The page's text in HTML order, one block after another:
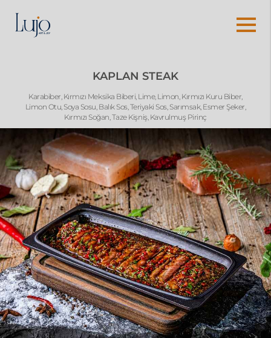
KAPLAN STEAK
Karabiber, Kırmızı Meksika Biberi, Lime, Limon, Kırmızı Kuru Biber,
Limon Otu, Soya Sosu, Balık Sos, Teriyaki Sos, Sarımsak, Esmer Şeker,
Kırmızı Soğan, Taze Kişniş, Kavrulmuş Pirinç